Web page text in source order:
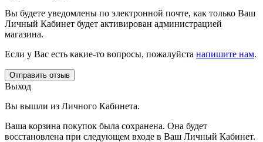
Вы будете уведомлены по электронной почте, как только Ваш
Личный Кабинет будет активирован администрацией
магазина.
Если у Вас есть какие-то вопросы, пожалуйста напишите нам.
Отправить отзыв
Выход
Вы вышли из Личного Кабинета.
Ваша корзина покупок была сохранена. Она будет
восстановлена при следующем входе в Ваш Личный Кабинет.